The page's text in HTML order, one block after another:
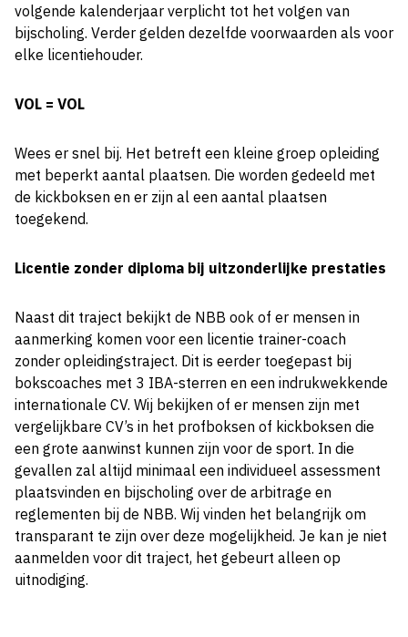
volgende kalenderjaar verplicht tot het volgen van
bijscholing. Verder gelden dezelfde voorwaarden als voor
elke licentiehouder.
VOL = VOL
Wees er snel bij. Het betreft een kleine groep opleiding
met beperkt aantal plaatsen. Die worden gedeeld met
de kickboksen en er zijn al een aantal plaatsen
toegekend.
Licentie zonder diploma bij uitzonderlijke prestaties
Naast dit traject bekijkt de NBB ook of er mensen in
aanmerking komen voor een licentie trainer-coach
zonder opleidingstraject. Dit is eerder toegepast bij
bokscoaches met 3 IBA-sterren en een indrukwekkende
internationale CV. Wij bekijken of er mensen zijn met
vergelijkbare CV’s in het profboksen of kickboksen die
een grote aanwinst kunnen zijn voor de sport. In die
gevallen zal altijd minimaal een individueel assessment
plaatsvinden en bijscholing over de arbitrage en
reglementen bij de NBB. Wij vinden het belangrijk om
transparant te zijn over deze mogelijkheid. Je kan je niet
aanmelden voor dit traject, het gebeurt alleen op
uitnodiging.